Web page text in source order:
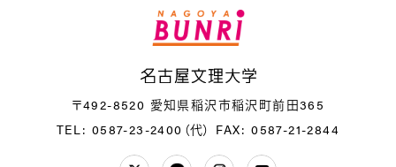
〒492-8520 愛知県稲沢市稲沢町前田365
TEL: 0587-23-2400（代） FAX: 0587-21-2844